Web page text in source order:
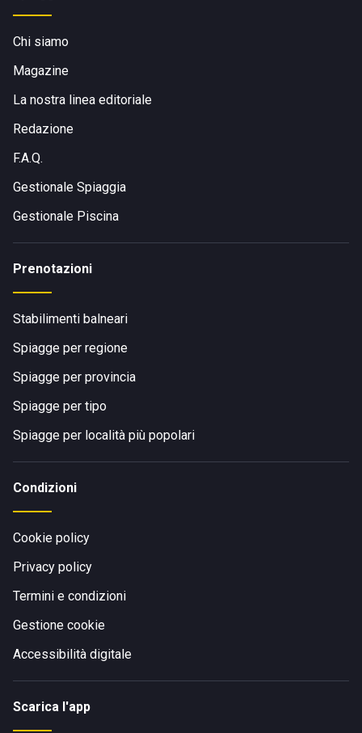
Chi siamo
Magazine
La nostra linea editoriale
Redazione
F.A.Q.
Gestionale Spiaggia
Gestionale Piscina
Prenotazioni
Stabilimenti balneari
Spiagge per regione
Spiagge per provincia
Spiagge per tipo
Spiagge per località più popolari
Condizioni
Cookie policy
Privacy policy
Termini e condizioni
Gestione cookie
Accessibilità digitale
Scarica l'app